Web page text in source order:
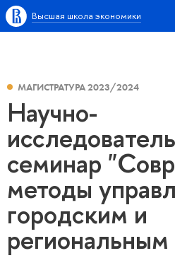
Высшая школа экономики
МАГИСТРАТУРА 2023/2024
Научно-
семинар
методы
городским и